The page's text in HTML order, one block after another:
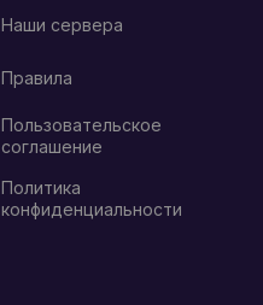
Наши сервера
Правила
Пользовательское
соглашение
Политика
конфиденциальности